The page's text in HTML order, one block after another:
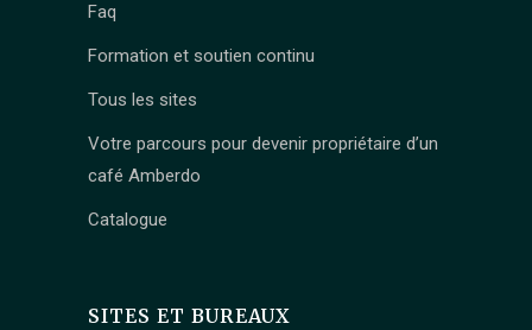
Faq
Formation et soutien continu
Tous les sites
Votre parcours pour devenir propriétaire d’un
café Amberdo
Catalogue
SITES ET BUREAUX